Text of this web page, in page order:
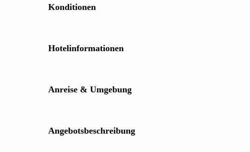
Konditionen
Hotelinformationen
Anreise & Umgebung
Angebotsbeschreibung